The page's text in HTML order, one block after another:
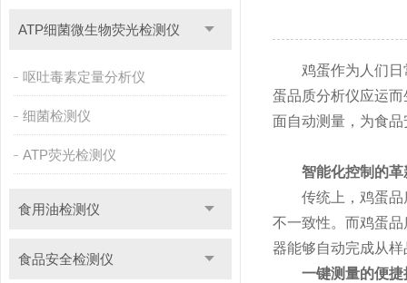
ATP细菌微生物荧光检测仪
呕吐毒素定量分析仪
细菌检测仪
ATP荧光检测仪
食用油检测仪
食品安全检测仪
鸡蛋作为人们日常
蛋品质分析仪应运
面自动测量，为食
智能化控制的革
传统上，鸡蛋品质
不一致性。而鸡蛋
器能够自动完成从
一键测量的便捷